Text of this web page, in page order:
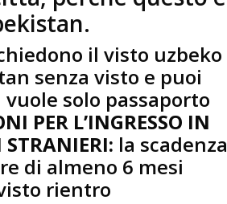
il visto uzbeko
senza visto e puoi
solo passaporto
PER L’INGRESSO IN
la scadenza
di almeno 6 mesi
rientro